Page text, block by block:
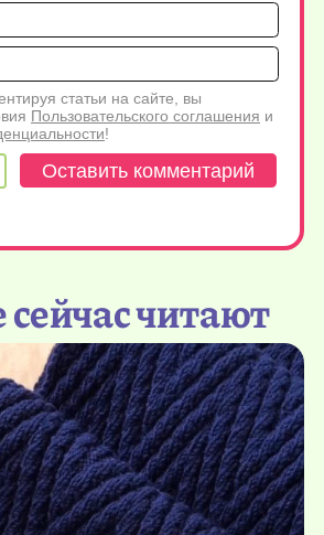
Имя*
статьи на сайте, вы
Пользовательского соглашения и
!
читают